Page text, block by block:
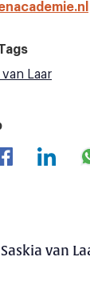
van Laar
Saskia van